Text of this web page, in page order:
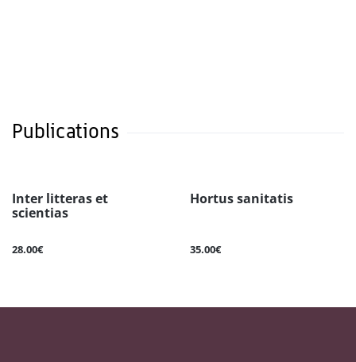
Publications
Inter litteras et
scientias
28.00€
Hortus sanitatis
35.00€